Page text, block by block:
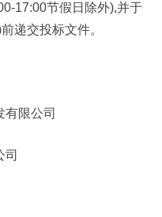
17:00节假日除外),并于
递交投标文件。
有限公司
司